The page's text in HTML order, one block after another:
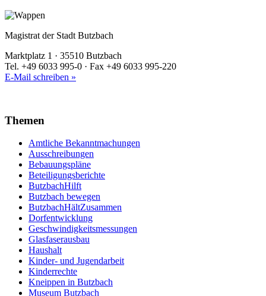
Magistrat der Stadt Butzbach
Marktplatz 1 · 35510 Butzbach
Tel. +49 6033 995-0 · Fax +49 6033 995-220
E-Mail schreiben »
Themen
Amtliche Bekanntmachungen
Ausschreibungen
Bebauungspläne
Beteiligungsberichte
ButzbachHilft
Butzbach bewegen
ButzbachHältZusammen
Dorfentwicklung
Geschwindigkeitsmessungen
Glasfaserausbau
Haushalt
Kinder- und Jugendarbeit
Kinderrechte
Kneippen in Butzbach
Museum Butzbach